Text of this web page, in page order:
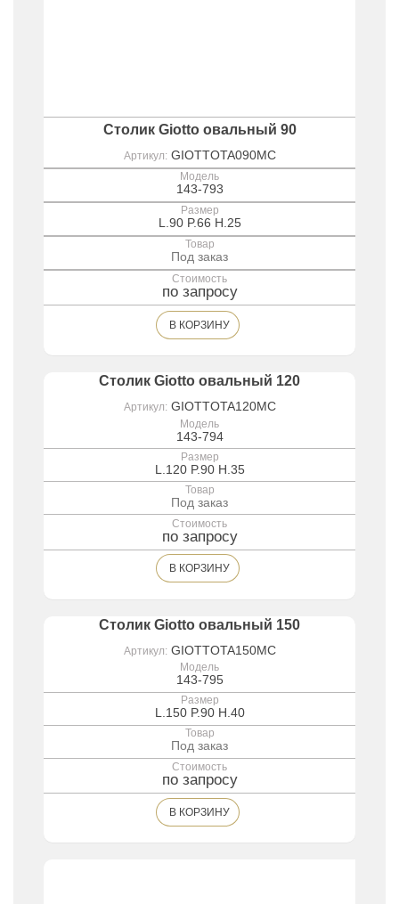
Столик Giotto овальный 90
Артикул: GIOTTOTA090MC
Модель
143-793
Размер
L.90 P.66 H.25
Товар
Под заказ
Стоимость
по запросу
В КОРЗИНУ
Столик Giotto овальный 120
Артикул: GIOTTOTA120MC
Модель
143-794
Размер
L.120 P.90 H.35
Товар
Под заказ
Стоимость
по запросу
В КОРЗИНУ
Столик Giotto овальный 150
Артикул: GIOTTOTA150MC
Модель
143-795
Размер
L.150 P.90 H.40
Товар
Под заказ
Стоимость
по запросу
В КОРЗИНУ